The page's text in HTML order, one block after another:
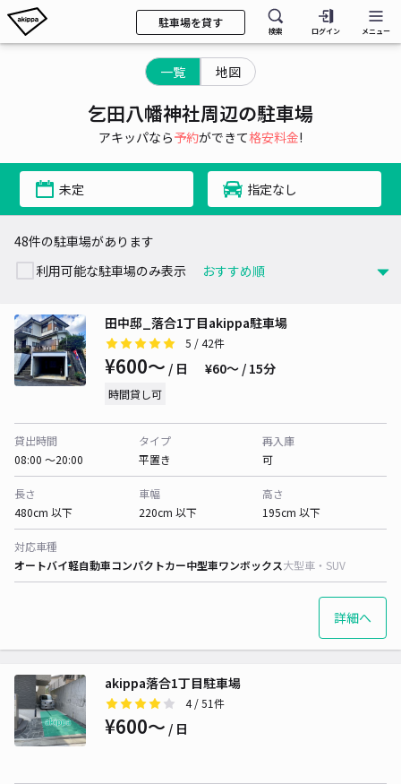
駐車場を貸す
検索 ログイン メニュー
一覧 地図
乞田八幡神社周辺の駐車場
アキッパなら予約ができて格安料金!
未定 指定なし
48件の駐車場があります
利用可能な駐車場のみ表示
田中邸_落合1丁目akippa駐車場
5 / 42件
¥600〜 / 日 ¥60〜 / 15分
時間貸し可
貸出時間
08:00 〜20:00
タイプ
平置き
再入庫
可
長さ
480cm 以下
車幅
220cm 以下
高さ
195cm 以下
対応車種
オートバイ軽自動車コンパクトカー中型車ワンボックス大型車・SUV
詳細へ
akippa落合1丁目駐車場
4/ 51件
¥600〜 / 日